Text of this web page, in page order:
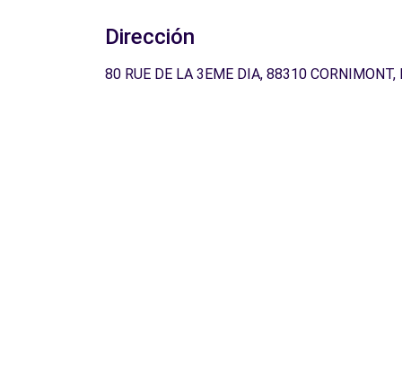
Dirección
80 RUE DE LA 3EME DIA, 88310 CORNIMONT,